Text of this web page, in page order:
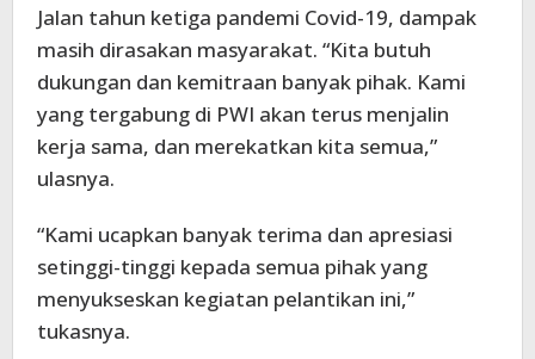
Jalan tahun ketiga pandemi Covid-19, dampak
masih dirasakan masyarakat. “Kita butuh
dukungan dan kemitraan banyak pihak. Kami
yang tergabung di PWI akan terus menjalin
kerja sama, dan merekatkan kita semua,”
ulasnya.
“Kami ucapkan banyak terima dan apresiasi
setinggi-tinggi kepada semua pihak yang
menyukseskan kegiatan pelantikan ini,”
tukasnya.